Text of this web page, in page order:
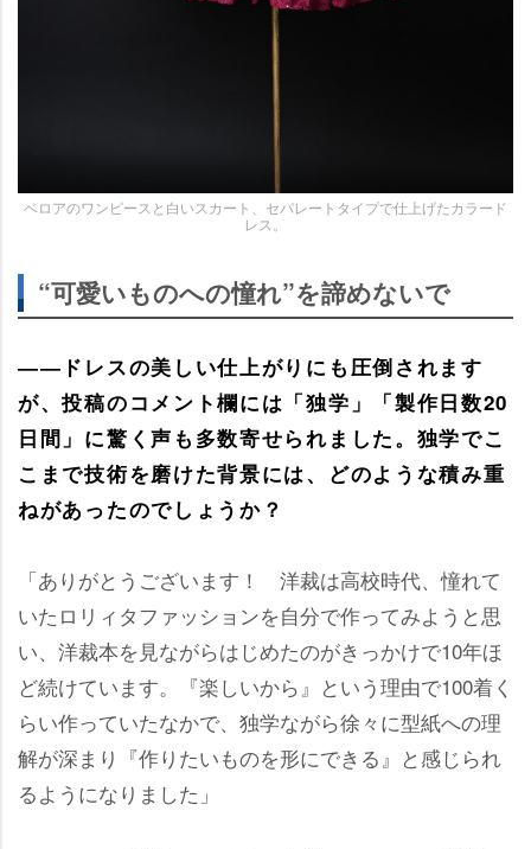
ベロアのワンピースと白いスカート、セパレートタイプで仕上げたカラード
レス。
“可愛いものへの憧れ”を諦めないで
――ドレスの美しい仕上がりにも圧倒されます
が、投稿のコメント欄には「独学」「製作日数20
日間」に驚く声も多数寄せられました。独学でこ
こまで技術を磨けた背景には、どのような積み重
ねがあったのでしょうか？
「ありがとうございます！ 洋裁は高校時代、憧れて
いたロリィタファッションを自分で作ってみようと思
い、洋裁本を見ながらはじめたのがきっかけで10年ほ
ど続けています。『楽しいから』という理由で100着く
らい作っていたなかで、独学ながら徐々に型紙への理
解が深まり『作りたいものを形にできる』と感じられ
るようになりました」